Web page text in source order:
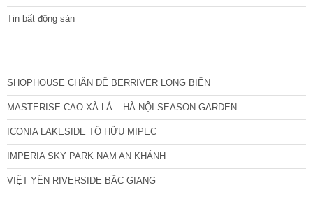
Tin bất động sản
SHOPHOUSE CHÂN ĐẾ BERRIVER LONG BIÊN
MASTERISE CAO XÀ LÁ – HÀ NỘI SEASON GARDEN
ICONIA LAKESIDE TỐ HỮU MIPEC
IMPERIA SKY PARK NAM AN KHÁNH
VIỆT YÊN RIVERSIDE BẮC GIANG